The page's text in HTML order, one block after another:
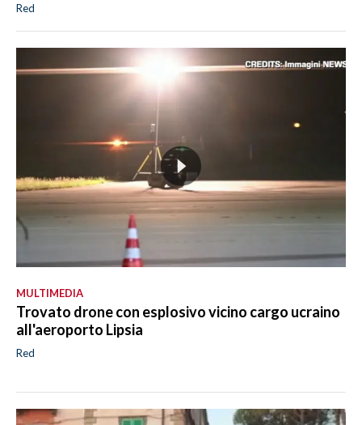
Red
MULTIMEDIA
Trovato drone con esplosivo vicino cargo ucraino
all'aeroporto Lipsia
Red